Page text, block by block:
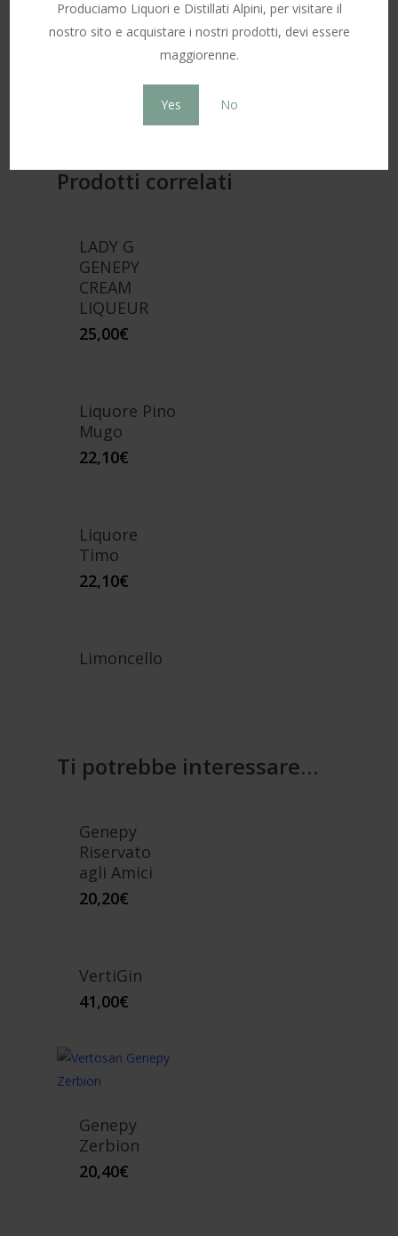
Produciamo Liquori e Distillati Alpini, per visitare il
nostro sito e acquistare i nostri prodotti, devi essere
maggiorenne.
Yes No
Standard 70 CL, 3 Litri
Prodotti correlati
LADY G
GENEPY
CREAM
LIQUEUR
25,00€
Liquore Pino
Mugo
22,10€
Liquore
Timo
22,10€
Limoncello
Ti potrebbe interessare…
Genepy
Riservato
agli Amici
20,20€
VertiGin
41,00€
Genepy
Zerbion
20,40€